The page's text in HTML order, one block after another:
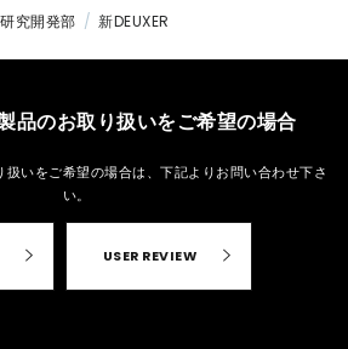
研究開発部 新DEUXER
品のお取り扱いをご希望の場合
いをご希望の場合は、 下記よりお問い合わせ下さ
い。
USER REVIEW